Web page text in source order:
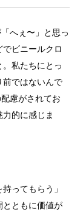
へぇ〜」と思っ
ビニールクロ
私たちにとっ
前ではないんで
慮がされてお
的に感じま
ってもらう」
とともに価値が